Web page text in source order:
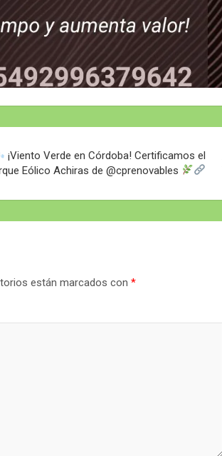
¡Viento Verde en Córdoba! Certificamos el
Eólico Achiras de @cprenovables
están marcados con *